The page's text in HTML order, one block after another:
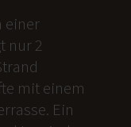
einer
nur 2
mit einem
Ein